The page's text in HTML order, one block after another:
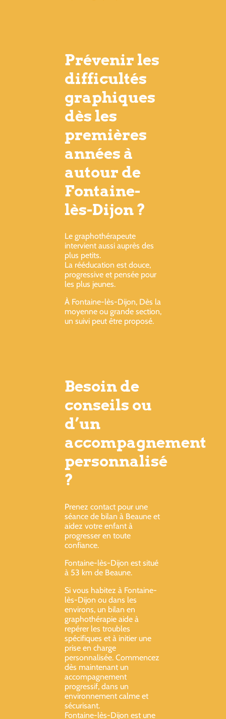
Prévenir les
difficultés
graphiques
dès les
premières
années à
autour de
Fontaine-
lès-Dijon ?
Le graphothérapeute
intervient aussi auprès des
plus petits.
La rééducation est douce,
progressive et pensée pour
les plus jeunes.
À Fontaine-lès-Dijon, Dès la
moyenne ou grande section,
un suivi peut être proposé.
Besoin de
conseils ou
d’un
accompagnement
personnalisé
?
Prenez contact pour une
séance de bilan à Beaune et
aidez votre enfant à
progresser en toute
confiance.
Fontaine-lès-Dijon est situé
à 53 km de Beaune.
Si vous habitez à Fontaine-
lès-Dijon ou dans les
environs, un bilan en
graphothérapie aide à
repérer les troubles
spécifiques et à initier une
prise en charge
personnalisée. Commencez
dès maintenant un
accompagnement
progressif, dans un
environnement calme et
sécurisant.
Fontaine-lès-Dijon est une